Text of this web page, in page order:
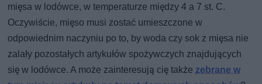
mięsa w lodówce, w temperaturze między 4 a 7 st. C.
Oczywiście, mięso musi zostać umieszczone w
odpowiednim naczyniu po to, by woda czy sok z mięsa nie
zalały pozostałych artykułów spożywczych znajdujących
się w lodówce. A może zainteresują cię także zebrane w